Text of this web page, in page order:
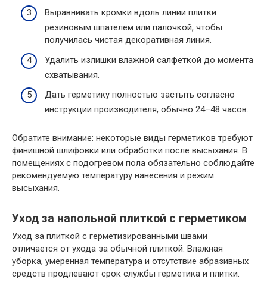
Выравнивать кромки вдоль линии плитки
резиновым шпателем или палочкой, чтобы
получилась чистая декоративная линия.
Удалить излишки влажной салфеткой до момента
схватывания.
Дать герметику полностью застыть согласно
инструкции производителя, обычно 24–48 часов.
Обратите внимание: некоторые виды герметиков требуют
финишной шлифовки или обработки после высыхания. В
помещениях с подогревом пола обязательно соблюдайте
рекомендуемую температуру нанесения и режим
высыхания.
Уход за напольной плиткой с герметиком
Уход за плиткой с герметизированными швами
отличается от ухода за обычной плиткой. Влажная
уборка, умеренная температура и отсутствие абразивных
средств продлевают срок службы герметика и плитки.